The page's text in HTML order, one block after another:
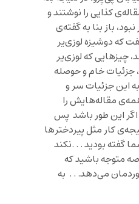
کذایی را نوشتند و
باز بنا به گفته‌ی
که دوشیزه لوزی‌یر
چیزهایی که لوزی‌یر
جزئیات خام و حوصله
این جزئیات سر و
مقاله‌هایش را
اگر این طور باشد پس
کار مثل پیردختر‌ها
گفته بودید . . .نکند
متوجه باشید که
می‌دهد. . . به